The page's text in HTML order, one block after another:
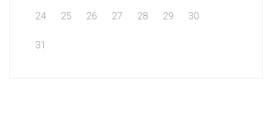
24 25 26 27 28 29 30
31